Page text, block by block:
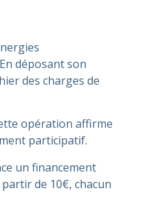
déposant son
des charges de
opération affirme
participatif.
un financement
de 10€, chacun